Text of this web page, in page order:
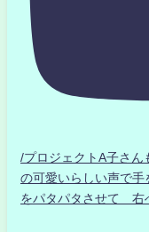
/プロジェクトA子さ
の可愛いらしい声で
をパタパタさせて 右